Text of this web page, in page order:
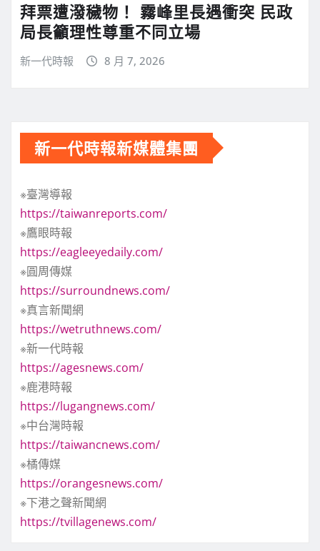
拜票遭潑穢物！ 霧峰里長遇衝突 民政
局長籲理性尊重不同立場
新一代時報 8 月 7, 2026
新一代時報新媒體集團
※臺灣導報
https://taiwanreports.com/
※鷹眼時報
https://eagleeyedaily.com/
※圓周傳媒
https://surroundnews.com/
※真言新聞網
https://wetruthnews.com/
※新一代時報
https://agesnews.com/
※鹿港時報
https://lugangnews.com/
※中台灣時報
https://taiwancnews.com/
※橘傳媒
https://orangesnews.com/
※下港之聲新聞網
https://tvillagenews.com/